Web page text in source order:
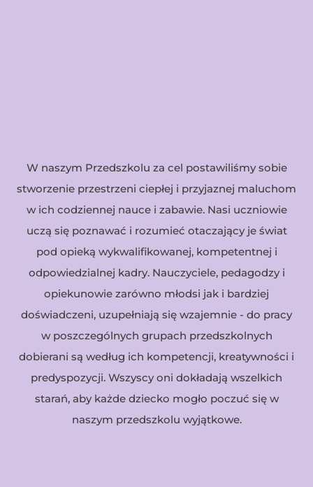
W naszym Przedszkolu za cel postawiliśmy sobie
stworzenie przestrzeni ciepłej i przyjaznej maluchom
w ich codziennej nauce i zabawie. Nasi uczniowie
uczą się poznawać i rozumieć otaczający je świat
pod opieką wykwalifikowanej, kompetentnej i
odpowiedzialnej kadry. Nauczyciele, pedagodzy i
opiekunowie zarówno młodsi jak i bardziej
doświadczeni, uzupełniają się wzajemnie - do pracy
w poszczególnych grupach przedszkolnych
dobierani są według ich kompetencji, kreatywności i
predyspozycji. Wszyscy oni dokładają wszelkich
starań, aby każde dziecko mogło poczuć się w
naszym przedszkolu wyjątkowe.